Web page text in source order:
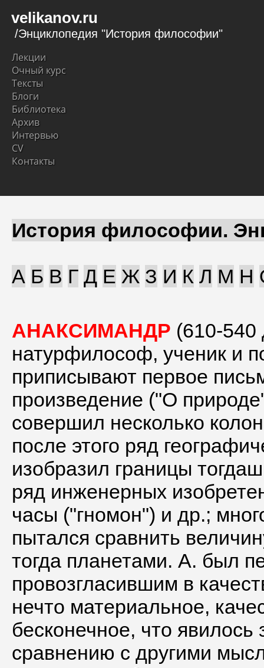
velikanov.ru
/Энциклопедия "История философии"
Лекции
Очный курс
Тексты
Блоги
Библиотека
Архив
Интервью
CV
Контакты
История философии.
А Б В Г Д Е Ж З И К Л М Н
АНАКСИМАНДР (610-540
натурфилософ, ученик и
приписывают первое
произведение ("О
совершил несколько
после этого ряд
изобразил границы
ряд инженерных
часы ("гномон") и др.;
пытался сравнить
тогда планетами. А. был
провозгласившим в
нечто материальное,
бесконечное, что
сравнению с другими